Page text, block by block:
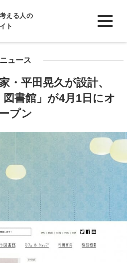
える人の
ト
ニュース
・平田晃久が設計、
図書館」が4月1日にオ
ープン